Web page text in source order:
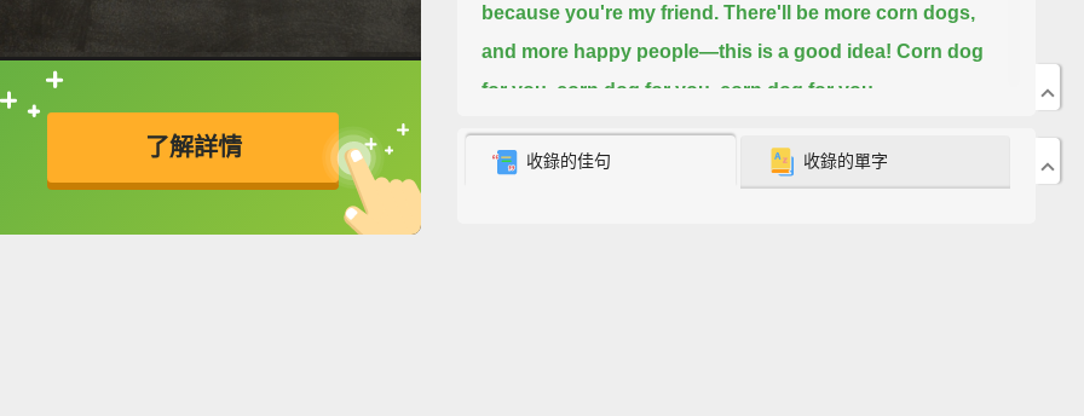
了解詳情
接查字典喔！
英
because you're my friend. There'll be more corn dogs,
and more happy people—this is a good idea! Corn dog
for you, corn dog for you, corn dog for you...
十八：這是我買給你的驚喜熱狗，因為你是我的好朋友。會有
更多熱狗，還有更多開心的人－－這是個好主意!給你的熱狗、
收錄的佳句 收錄的單字